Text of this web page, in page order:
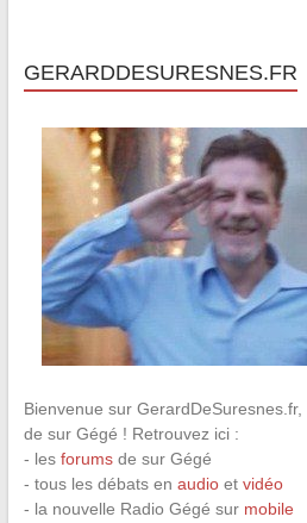
GERARDDESURESNES.FR
Bienvenue sur
de sur Gégé ! Retrouvez ici :
- les forumsde sur Gégé
- tous les débats en audioet vidéo
- la nouvelle Radio Gégé sur mobile